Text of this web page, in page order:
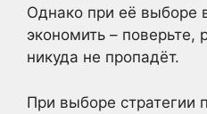
Однако при её выборе
экономить – поверьте,
никуда не пропадёт.
При выборе стратегии